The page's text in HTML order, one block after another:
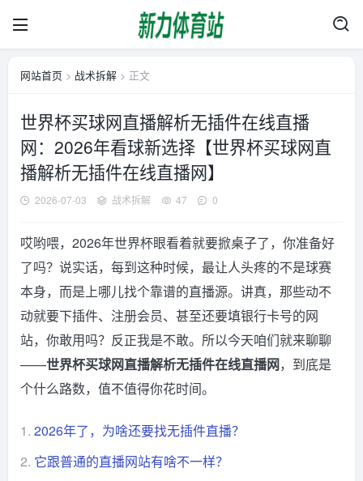
网站首页 > 战术拆解 > 正文
世界杯买球网直播解析无插件在线直播
网：2026年看球新选择【世界杯买球网直
播解析无插件在线直播网】
2026-07-03 战术拆解 47 0
哎哟喂，2026年世界杯眼看着就要掀桌子了，你准备好
了吗？说实话，每到这种时候，最让人头疼的不是球赛
本身，而是上哪儿找个靠谱的直播源。讲真，那些动不
动就要下插件、注册会员、甚至还要填银行卡号的网
站，你敢用吗？反正我是不敢。所以今天咱们就来聊聊
——世界杯买球网直播解析无插件在线直播网，到底是
个什么路数，值不值得你花时间。
1. 2026年了，为啥还要找无插件直播？
2. 它跟普通的直播网站有啥不一样？